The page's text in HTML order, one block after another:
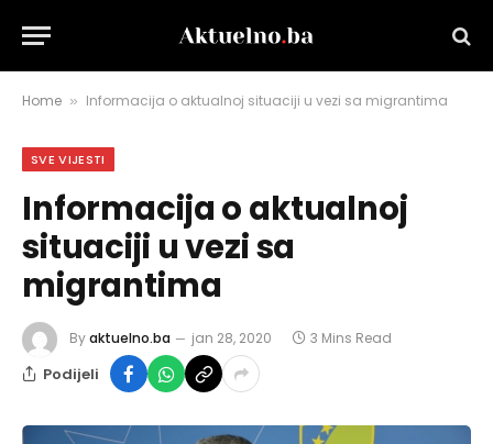
Home » Informacija o aktualnoj situaciji u vezi sa migrantima
SVE VIJESTI
Informacija o aktualnoj
situaciji u vezi sa
migrantima
Byaktuelno.ba jan 28, 2020 3 Mins Read
Podijeli